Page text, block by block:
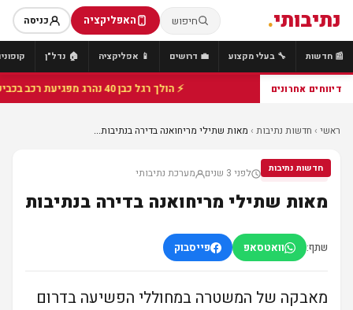
נתיבותי. חיפוש האפליקציה כניסה
📰 חדשות 🔧 בעלי מקצוע 💼 דרושים 📱 אפליקציה 🏠 נדל"ן
דיווחים אחרונים ⚡ הולך רגל כבן 40 נהרג מפגיעת רכב בכביש 25 סמוך לצומת הנשיא, מתנדבי זק"א פועלו בזירה
ראשי › חדשות נתיבות › מאות שתילי מריחואנה בדירה בנתיבות...
חדשות נתיבות
חדשות נתיבות לפני 3 שנים מערכת נתיבותי
מאות שתילי מריחואנה בדירה בנתיבות
שתף: וואטסאפ פייסבוק
מאבקה של המשטרה במחוללי הפשיעה בדרום